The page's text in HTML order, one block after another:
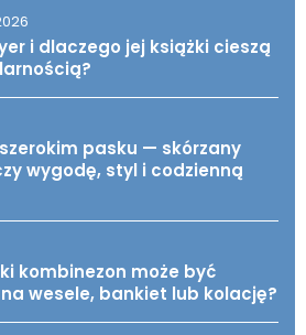
i dlaczego jej książki cieszą
pasku — skórzany
wygodę, styl i codzienną
kombinezon może być
wesele, bankiet lub kolację?